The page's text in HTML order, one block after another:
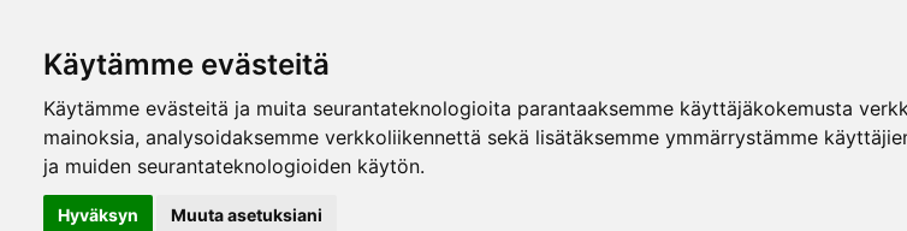
Käytämme evästeitä
Käytämme evästeitä ja muita seurantateknologioita parantaaksemme käyttäjäkokemusta
mainoksia, analysoidaksemme verkkoliikennettä sekä lisätäksemme ymmärrystämme
ja muiden seurantateknologioiden käytön.
Hyväksyn Muuta asetuksiani